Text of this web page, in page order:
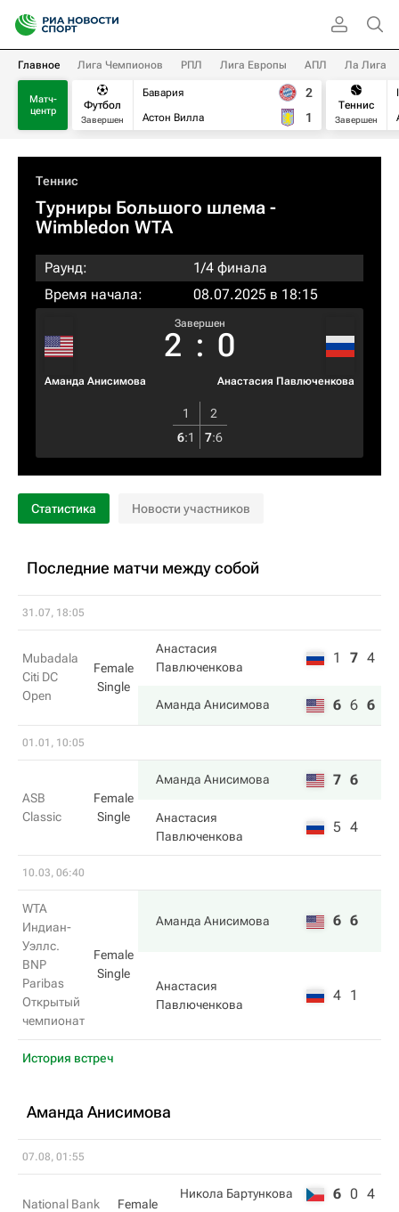
Главное Лига Чемпионов РПЛ Лига Европы АПЛ Ла Лига
Матч-
центр
Футбол
Завершен
Бавария
Астон Вилла
2
1
Теннис
Завершен
Теннис
Турниры Большого шлема -
Wimbledon WTA
Раунд:
1/4 финала
Время начала:
08.07.2025 в 18:15
Аманда Анисимова
Завершен
2 : 0
Анастасия Павлюченкова
1
2
6:1 7:6
Статистика Новости участников
Последние матчи между собой
31.07, 18:05
Mubadala
Citi DC
Open
Female
Single
Анастасия
Павлюченкова
1 7 4
Аманда Анисимова 6 6 6
01.01, 10:05
ASB
Classic
Female
Single
Аманда Анисимова 7 6
Анастасия
Павлюченкова
5 4
10.03, 06:40
WTA
Индиан-
Уэллс.
BNP
Paribas
Открытый
чемпионат
Female
Single
Аманда Анисимова 6 6
Анастасия
Павлюченкова
4 1
История встреч
Аманда Анисимова
07.08, 01:55
National Bank
Female
Никола Бартункова 6 0 4